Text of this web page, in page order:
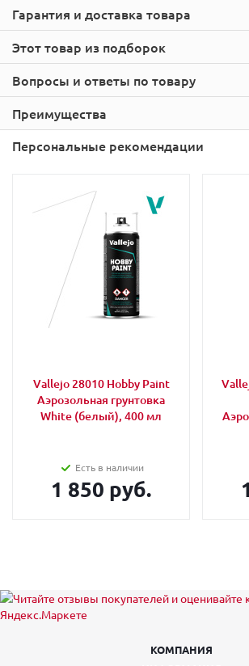
Этот товар из подборок
Гарантия и доставка товара
Вопросы и ответы по товару
Преимущества
Персональные рекомендации
Vallejo 28010 Hobby Paint
Аэрозольная грунтовка
White (белый), 400 мл
Есть в наличии
1 850 руб.
КОМПАНИЯ